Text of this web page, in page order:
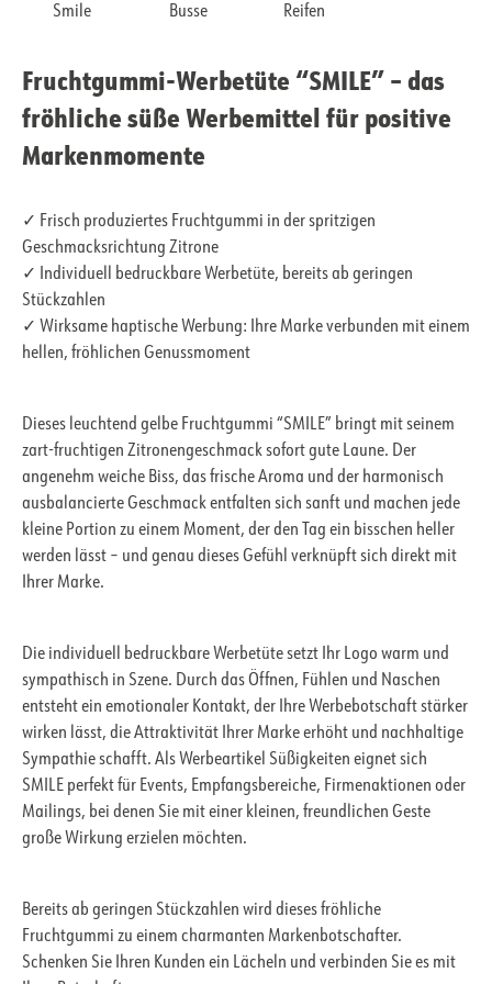
Smile Busse Reifen
Fruchtgummi-Werbetüte “SMILE” – das
fröhliche süße Werbemittel für positive
Markenmomente
✓ Frisch produziertes Fruchtgummi in der spritzigen
Geschmacksrichtung Zitrone
✓ Individuell bedruckbare Werbetüte, bereits ab geringen
Stückzahlen
✓ Wirksame haptische Werbung: Ihre Marke verbunden mit einem
hellen, fröhlichen Genussmoment
Dieses leuchtend gelbe Fruchtgummi “SMILE” bringt mit seinem
zart-fruchtigen Zitronengeschmack sofort gute Laune. Der
angenehm weiche Biss, das frische Aroma und der harmonisch
ausbalancierte Geschmack entfalten sich sanft und machen jede
kleine Portion zu einem Moment, der den Tag ein bisschen heller
werden lässt – und genau dieses Gefühl verknüpft sich direkt mit
Ihrer Marke.
Die individuell bedruckbare Werbetüte setzt Ihr Logo warm und
sympathisch in Szene. Durch das Öffnen, Fühlen und Naschen
entsteht ein emotionaler Kontakt, der Ihre Werbebotschaft stärker
wirken lässt, die Attraktivität Ihrer Marke erhöht und nachhaltige
Sympathie schafft. Als Werbeartikel Süßigkeiten eignet sich
SMILE perfekt für Events, Empfangsbereiche, Firmenaktionen oder
Mailings, bei denen Sie mit einer kleinen, freundlichen Geste
große Wirkung erzielen möchten.
Bereits ab geringen Stückzahlen wird dieses fröhliche
Fruchtgummi zu einem charmanten Markenbotschafter.
Schenken Sie Ihren Kunden ein Lächeln und verbinden Sie es mit